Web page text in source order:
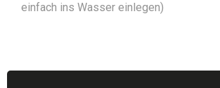
einfach ins Wasser einlegen)